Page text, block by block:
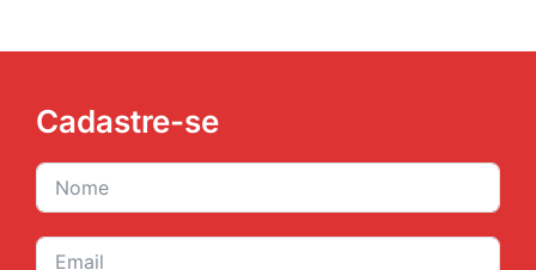
CONTATO
Cadastre-se